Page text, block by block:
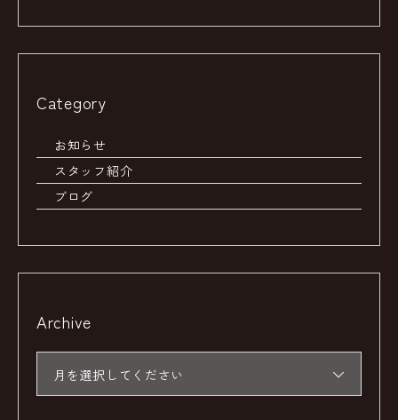
Category
お知らせ
スタッフ紹介
ブログ
Archive
月を選択してください